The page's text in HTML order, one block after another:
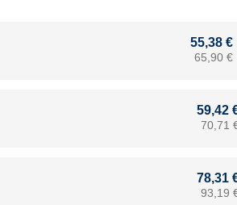
55,38 €
65,90 €
59,42
70,71
78,31
93,19